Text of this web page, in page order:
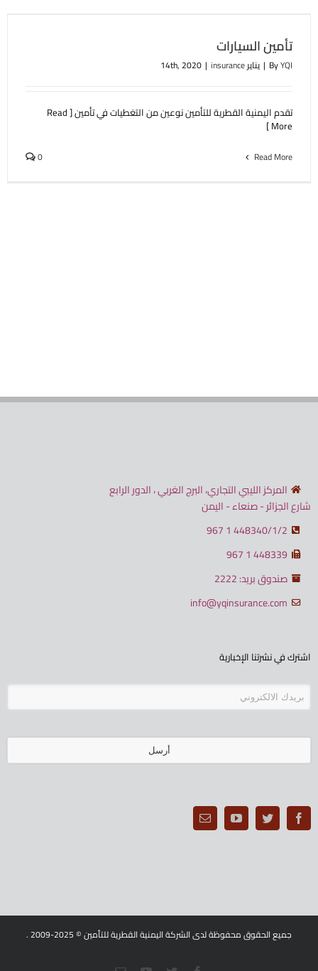
تأمين السيارات
ByYQI
| يناير 14th, 2020 | insurance
تقدم اليمنية القطرية للتأمين نوعين من التغطيات في تأمين [ Read
More ]
Read More
0
المركز الليبي التجاري، البرج الغربي ، الدور الرابع
شارع الجزائر - صنعاء - اليمن
448340/1/2 1 967
448339 1 967
صندوق بريد: 2222
info@yqinsurance.com
اشترك في نشرتنا الإخبارية
أرسل
هذا
الحقل
فارغا
جميع الحقوق محفوظة لدى الشركة اليمنية القطرية للتأمين © 2025-2009 .